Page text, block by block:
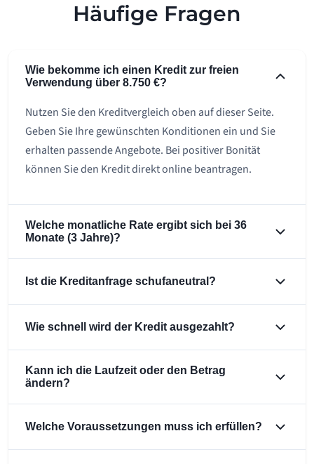
Häufige Fragen
Wie bekomme ich einen Kredit zur freien
Verwendung über 8.750 €?
Nutzen Sie den Kreditvergleich oben auf dieser Seite.
Geben Sie Ihre gewünschten Konditionen ein und Sie
erhalten passende Angebote. Bei positiver Bonität
können Sie den Kredit direkt online beantragen.
Welche monatliche Rate ergibt sich bei 36
Monate (3 Jahre)?
Ist die Kreditanfrage schufaneutral?
Wie schnell wird der Kredit ausgezahlt?
Kann ich die Laufzeit oder den Betrag
ändern?
Welche Voraussetzungen muss ich erfüllen?